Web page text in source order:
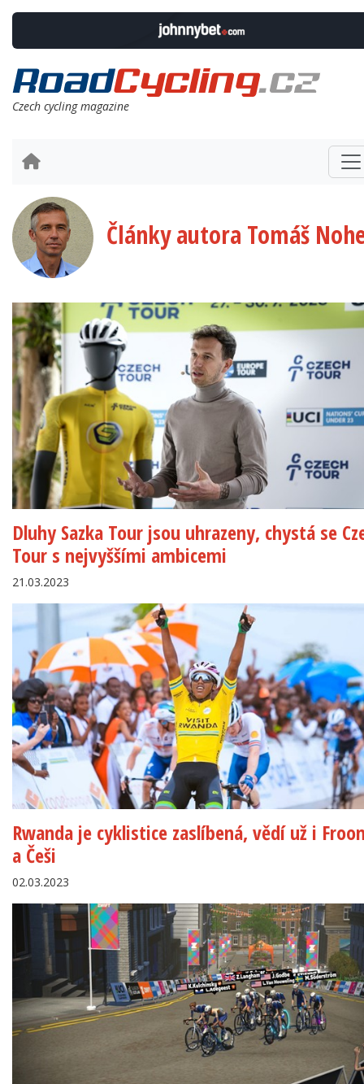
Czech cycling magazine
Články autora Tomáš
Dluhy Sazka Tour jsou uhrazeny, chystá se
Tour s nejvyššími ambicemi
21.03.2023
Rwanda je cyklistice zaslíbená, vědí už i
a Češi
02.03.2023